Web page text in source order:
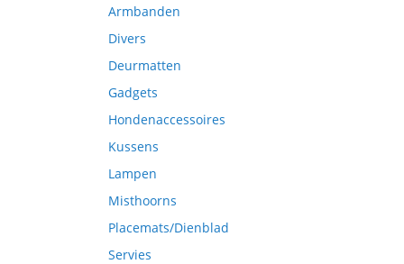
Armbanden
Divers
Deurmatten
Gadgets
Hondenaccessoires
Kussens
Lampen
Misthoorns
Placemats/Dienblad
Servies